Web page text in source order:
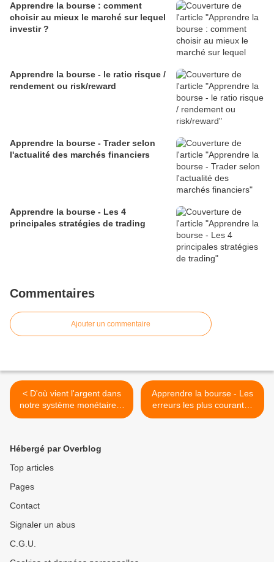
Apprendre la bourse : comment
choisir au mieux le marché sur lequel
investir ?
Apprendre la bourse - le ratio risque /
rendement ou risk/reward
Apprendre la bourse - Trader selon
l'actualité des marchés financiers
Apprendre la bourse - Les 4
principales stratégies de trading
Commentaires
Ajouter un commentaire
< D'où vient l'argent dans
notre système monétaire ?
Taux d'intérêts, inflation et
Apprendre la bourse - Les
erreurs les plus courantes
dans votre trading >
Hébergé par Overblog
Top articles
Pages
Contact
Signaler un abus
C.G.U.